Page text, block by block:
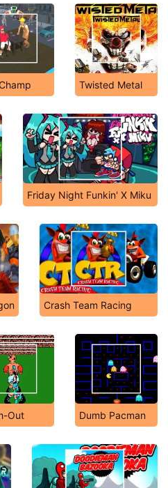
Twisted Metal
Friday Night Funkin' X Miku
Crash Team Racing
Out Dumb Pacman